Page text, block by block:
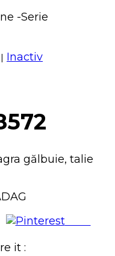
-Serie
| Inactiv
gălbuie, talie
Save
it :